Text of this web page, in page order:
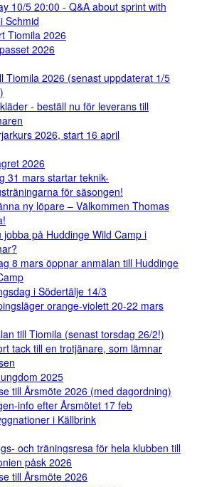
10/5 20:00 - Q&A about sprint with
Schmid
Tiomila 2026
2026
Tiomila 2026 (senast uppdaterat 1/5
- beställ nu för leverans till
2026, start 16 april
2026
31 mars startar teknik-
för säsongen!
ny löpare – Välkommen Thomas
jobba på Huddinge Wild Camp i
8 mars öppnar anmälan till Huddinge
i Södertälje 14/3
orange-violett 20-22 mars
till Tiomila (senast torsdag 26/2!)
tack till en trotjänare, som lämnar
2025
till Årsmöte 2026 (med dagordning)
info efter Årsmötet 17 feb
i Källbrink
och träningsresa för hela klubben till
påsk 2026
till Årsmöte 2026